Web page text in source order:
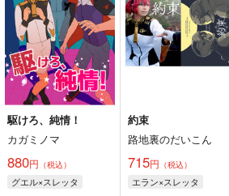
駆けろ、純情！
カガミノマ
880円 （税込）
グエル×スレッタ
約束
路地裏のだいこん
715円 （税込）
エラン×スレッタ